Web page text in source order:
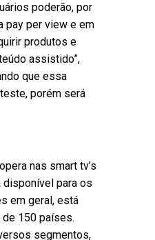
poderão, por
pay per view e em
produtos e
assistido”,
que essa
porém será
nas smart tv’s
disponível para os
em geral, está
150 países.
segmentos,